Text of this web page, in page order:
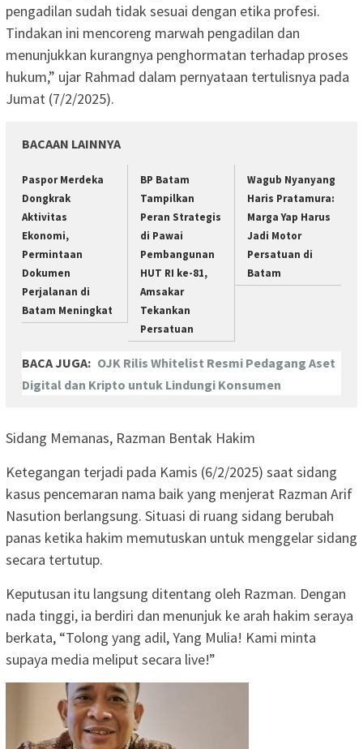
pengadilan sudah tidak sesuai dengan etika profesi.
Tindakan ini mencoreng marwah pengadilan dan
menunjukkan kurangnya penghormatan terhadap proses
hukum,” ujar Rahmad dalam pernyataan tertulisnya pada
Jumat (7/2/2025).
BACAAN LAINNYA
Paspor Merdeka
Dongkrak
Aktivitas
Ekonomi,
Permintaan
Dokumen
Perjalanan di
Batam Meningkat
BP Batam
Tampilkan
Peran Strategis
di Pawai
Pembangunan
HUT RI ke-81,
Amsakar
Tekankan
Persatuan
Wagub Nyanyang
Haris Pratamura:
Marga Yap Harus
Jadi Motor
Persatuan di
Batam
BACA JUGA: OJK Rilis Whitelist Resmi Pedagang Aset
Digital dan Kripto untuk Lindungi Konsumen
Sidang Memanas, Razman Bentak Hakim
Ketegangan terjadi pada Kamis (6/2/2025) saat sidang
kasus pencemaran nama baik yang menjerat Razman Arif
Nasution berlangsung. Situasi di ruang sidang berubah
panas ketika hakim memutuskan untuk menggelar sidang
secara tertutup.
Keputusan itu langsung ditentang oleh Razman. Dengan
nada tinggi, ia berdiri dan menunjuk ke arah hakim seraya
berkata, “Tolong yang adil, Yang Mulia! Kami minta
supaya media meliput secara live!”